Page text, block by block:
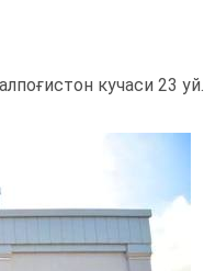
кучаси 23 уй.